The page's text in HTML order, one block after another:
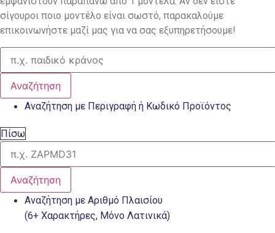
σίγουροι ποιο μοντέλο είναι σωστό, παρακαλούμε
επικοινωνήστε μαζί μας για να σας εξυπηρετήσουμε!
Αναζήτηση
Αναζήτηση με Περιγραφή ή Κωδικό Προϊόντος
Πίσω
Αναζήτηση
Αναζήτηση με Αριθμό Πλαισίου
(6+ Χαρακτήρες, Μόνο Λατινικά)